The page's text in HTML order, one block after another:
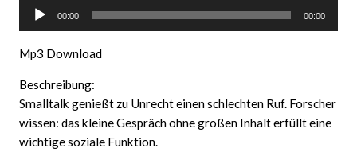
Audio-
00:00 00:00
Mp3 Download
Beschreibung:
Smalltalk genießt zu Unrecht einen schlechten Ruf. Forscher
wissen: das kleine Gespräch ohne großen Inhalt erfüllt eine
wichtige soziale Funktion.